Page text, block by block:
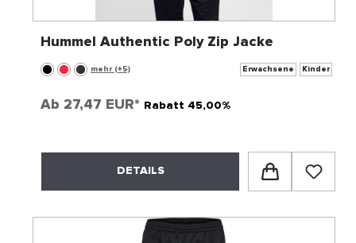
Hummel Authentic Poly Zip Jacke
mehr (+5) Erwachsene Kinder
Ab 27,47 EUR* Rabatt 45,00%
DETAILS